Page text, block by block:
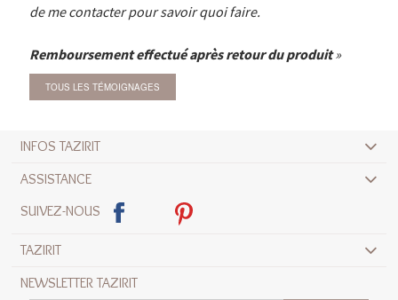
de me contacter pour savoir quoi faire.
Remboursement effectué après retour du produit
TOUS LES TÉMOIGNAGES
INFOS TAZIRIT
ASSISTANCE
SUIVEZ-NOUS
TAZIRIT
NEWSLETTER TAZIRIT